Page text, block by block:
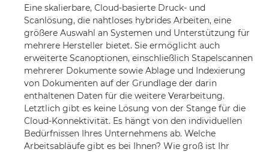
Eine skalierbare, Cloud-basierte Druck- und
Scanlösung, die nahtloses hybrides Arbeiten, eine
größere Auswahl an Systemen und Unterstützung für
mehrere Hersteller bietet. Sie ermöglicht auch
erweiterte Scanoptionen, einschließlich Stapelscannen
mehrerer Dokumente sowie Ablage und Indexierung
von Dokumenten auf der Grundlage der darin
enthaltenen Daten für die weitere Verarbeitung.
Letztlich gibt es keine Lösung von der Stange für die
Cloud-Konnektivität. Es hängt von den individuellen
Bedürfnissen Ihres Unternehmens ab. Welche
Arbeitsabläufe gibt es bei Ihnen? Wie groß ist Ihr